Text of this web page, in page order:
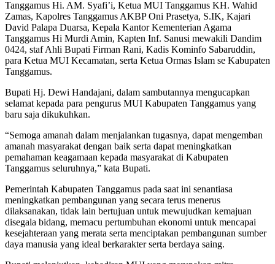
Tanggamus Hi. AM. Syafi’i, Ketua MUI Tanggamus KH. Wahid
Zamas, Kapolres Tanggamus AKBP Oni Prasetya, S.IK, Kajari
David Palapa Duarsa, Kepala Kantor Kementerian Agama
Tanggamus Hi Murdi Amin, Kapten Inf. Sanusi mewakili Dandim
0424, staf Ahli Bupati Firman Rani, Kadis Kominfo Sabaruddin,
para Ketua MUI Kecamatan, serta Ketua Ormas Islam se Kabupaten
Tanggamus.
Bupati Hj. Dewi Handajani, dalam sambutannya mengucapkan
selamat kepada para pengurus MUI Kabupaten Tanggamus yang
baru saja dikukuhkan.
“Semoga amanah dalam menjalankan tugasnya, dapat mengemban
amanah masyarakat dengan baik serta dapat meningkatkan
pemahaman keagamaan kepada masyarakat di Kabupaten
Tanggamus seluruhnya,” kata Bupati.
Pemerintah Kabupaten Tanggamus pada saat ini senantiasa
meningkatkan pembangunan yang secara terus menerus
dilaksanakan, tidak lain bertujuan untuk mewujudkan kemajuan
disegala bidang, memacu pertumbuhan ekonomi untuk mencapai
kesejahteraan yang merata serta menciptakan pembangunan sumber
daya manusia yang ideal berkarakter serta berdaya saing.